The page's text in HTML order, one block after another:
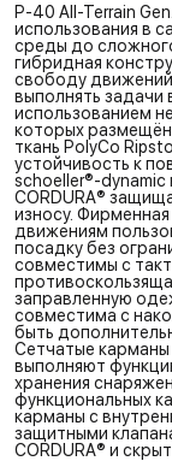
P-40 All-Terrain
использования в
среды до
гибридная
свободу
выполнять задачи
использованием
которых размещён
ткань PolyCo
устойчивость к
schoeller®-dynamic
CORDURA®
износу.
движениям
посадку без
совместимы с
заправленную
совместима с
быть
Сетчатые
выполняют
хранения
функциональных
карманы с
защитными
CORDURA® и